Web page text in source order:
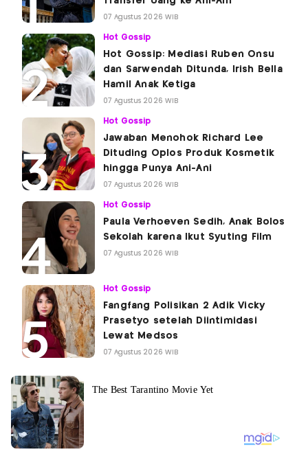
07 Agustus 2026 WIB
Hot Gossip
Hot Gossip: Mediasi Ruben Onsu
dan Sarwendah Ditunda, Irish Bella
Hamil Anak Ketiga
07 Agustus 2026 WIB
Hot Gossip
Jawaban Menohok Richard Lee
Dituding Oplos Produk Kosmetik
hingga Punya Ani-Ani
07 Agustus 2026 WIB
Hot Gossip
Paula Verhoeven Sedih, Anak Bolos
Sekolah karena Ikut Syuting Film
07 Agustus 2026 WIB
Hot Gossip
Fangfang Polisikan 2 Adik Vicky
Prasetyo setelah Diintimidasi
Lewat Medsos
07 Agustus 2026 WIB